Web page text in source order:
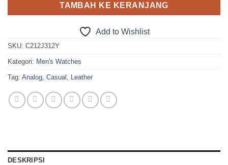
TAMBAH KE KERANJANG
Add to Wishlist
SKU: C212J312Y
Kategori: Men's Watches
Tag: Analog, Casual , Leather
DESKRIPSI